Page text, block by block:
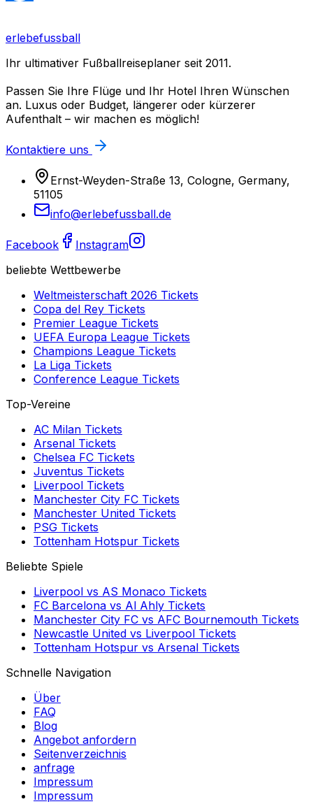
erlebefussball
Ihr ultimativer Fußballreiseplaner seit 2011.
Passen Sie Ihre Flüge und Ihr Hotel Ihren Wünschen
an. Luxus oder Budget, längerer oder kürzerer
Aufenthalt – wir machen es möglich!
Kontaktiere uns
Ernst-Weyden-Straße 13, Cologne, Germany,
51105
info@erlebefussball.de
Facebook
Instagram
beliebte Wettbewerbe
Weltmeisterschaft 2026 Tickets
Copa del Rey Tickets
Premier League Tickets
UEFA Europa League Tickets
Champions League Tickets
La Liga Tickets
Conference League Tickets
Top-Vereine
AC Milan Tickets
Arsenal Tickets
Chelsea FC Tickets
Juventus Tickets
Liverpool Tickets
Manchester City FC Tickets
Manchester United Tickets
PSG Tickets
Tottenham Hotspur Tickets
Beliebte Spiele
Liverpool vs AS Monaco Tickets
FC Barcelona vs Al Ahly Tickets
Manchester City FC vs AFC Bournemouth Tickets
Newcastle United vs Liverpool Tickets
Tottenham Hotspur vs Arsenal Tickets
Schnelle Navigation
Über
FAQ
Blog
Angebot anfordern
Seitenverzeichnis
anfrage
Impressum
Impressum